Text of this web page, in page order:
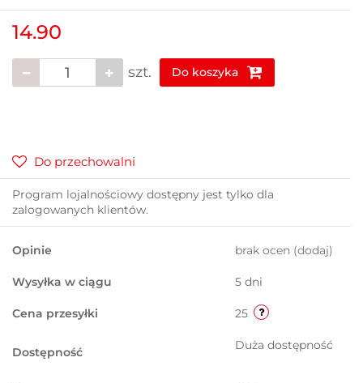
14.90
szt. Do koszyka
Do przechowalni
Program lojalnościowy dostępny jest tylko dla
zalogowanych klientów.
Opinie brak ocen (dodaj)
Wysyłka w ciągu 5 dni
Cena przesyłki 25
Dostępność Duża dostępność